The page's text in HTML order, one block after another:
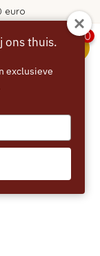
euro
0
ons thuis.
exclusieve